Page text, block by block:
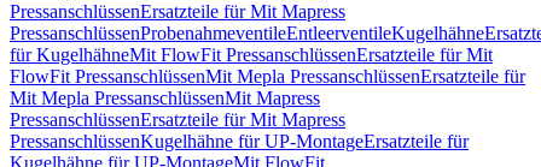
PressanschlüssenErsatzteile für Mit Mapress
PressanschlüssenProbenahmeventileEntleerventileKugelhähne
für KugelhähneMit FlowFit PressanschlüssenErsatzteile für Mit
FlowFit PressanschlüssenMit Mepla PressanschlüssenErsatzteile für
Mit Mepla PressanschlüssenMit Mapress
PressanschlüssenErsatzteile für Mit Mapress
PressanschlüssenKugelhähne für UP-MontageErsatzteile für
Kugelhähne für UP-MontageMit FlowFit